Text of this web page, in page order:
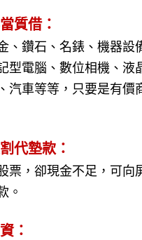
質借：
、鑽石、名錶、機器設
型電腦、數位相機、液
汽車等等，只要是有價
代墊款：
票，卻現金不足，可向
。
：